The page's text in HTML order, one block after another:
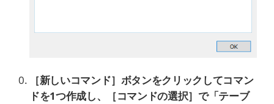
［新しいコマンド］ボタンをクリックしてコマン
ドを1つ作成し、
［コマンドの選択］で「テーブ